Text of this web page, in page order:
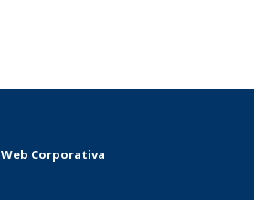
Web Corporativa